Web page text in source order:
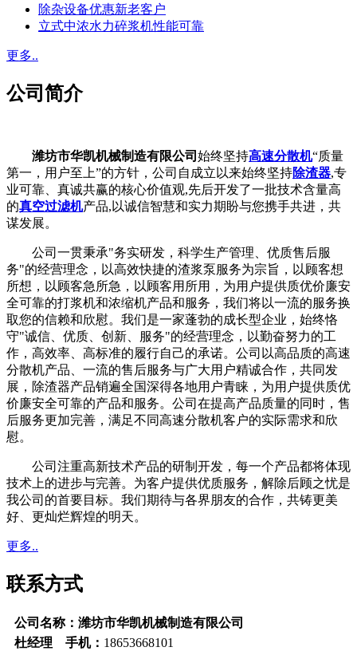
除杂设备优惠新老客户
立式中浓水力碎浆机性能可靠
更多..
公司简介
潍坊市华凯机械制造有限公司 始终坚持高速分散机“质量
第一，用户至上”的方针，公司自成立以来始终坚持除渣器,专
业可靠、真诚共赢的核心价值观,先后开发了一批技术含量高
的真空过滤机产品,以诚信智慧和实力期盼与您携手共进，共
谋发展。
公司一贯秉承"务实研发，科学生产管理、优质售后服
务"的经营理念，以高效快捷的渣浆泵服务为宗旨，以顾客想
所想，以顾客急所急，以顾客用所用，为用户提供质优价廉安
全可靠的打浆机和浓缩机产品和服务，我们将以一流的服务换
取您的信赖和欣慰。我们是一家蓬勃的成长型企业，始终恪
守"诚信、优质、创新、服务"的经营理念，以勤奋努力的工
作，高效率、高标准的履行自己的承诺。公司以高品质的高速
分散机产品、一流的售后服务与广大用户精诚合作，共同发
展，除渣器产品销遍全国深得各地用户青睐，为用户提供质优
价廉安全可靠的产品和服务。公司在提高产品质量的同时，售
后服务更加完善，满足不同高速分散机客户的实际需求和欣
慰。
公司注重高新技术产品的研制开发，每一个产品都将体现
技术上的进步与完善。为客户提供优质服务，解除后顾之忧是
我公司的首要目标。我们期待与各界朋友的合作，共铸更美
好、更灿烂辉煌的明天。
更多..
联系方式
公司名称：潍坊市华凯机械制造有限公司
杜经理 手机： 18653668101